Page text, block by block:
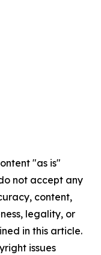
"as is"
not accept any
content,
legality, or
in this article.
issues